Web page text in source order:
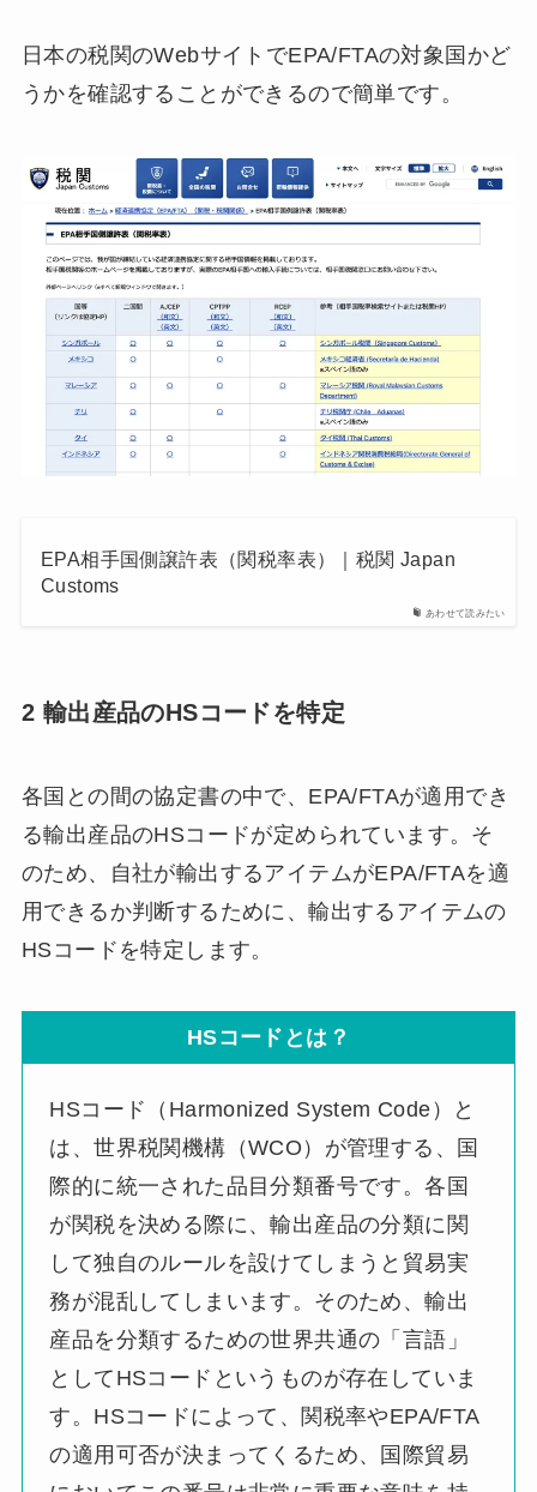
日本の税関のWebサイトでEPA/FTAの対象国かど
うかを確認することができるので簡単です。
あわせて読みたい
EPA相手国側譲許表（関税率表）｜税関 Japan
Customs
2 輸出産品のHSコードを特定
各国との間の協定書の中で、EPA/FTAが適用でき
る輸出産品のHSコードが定められています。そ
のため、自社が輸出するアイテムがEPA/FTAを適
用できるか判断するために、輸出するアイテムの
HSコードを特定します。
HSコードとは？
HSコード（Harmonized System Code）と
は、世界税関機構（WCO）が管理する、国
際的に統一された品目分類番号です。各国
が関税を決める際に、輸出産品の分類に関
して独自のルールを設けてしまうと貿易実
務が混乱してしまいます。そのため、輸出
産品を分類するための世界共通の「言語」
としてHSコードというものが存在していま
す。HSコードによって、関税率やEPA/FTA
の適用可否が決まってくるため、国際貿易